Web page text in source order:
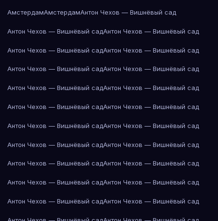
АмстердамАмстердамАнтон Чехов — Вишнёвый сад
Антон Чехов — Вишнёвый садАнтон Чехов — Вишнёвый сад
Антон Чехов — Вишнёвый садАнтон Чехов — Вишнёвый сад
Антон Чехов — Вишнёвый садАнтон Чехов — Вишнёвый сад
Антон Чехов — Вишнёвый садАнтон Чехов — Вишнёвый сад
Антон Чехов — Вишнёвый садАнтон Чехов — Вишнёвый сад
Антон Чехов — Вишнёвый садАнтон Чехов — Вишнёвый сад
Антон Чехов — Вишнёвый садАнтон Чехов — Вишнёвый сад
Антон Чехов — Вишнёвый садАнтон Чехов — Вишнёвый сад
Антон Чехов — Вишнёвый садАнтон Чехов — Вишнёвый сад
Антон Чехов — Вишнёвый садАнтон Чехов — Вишнёвый сад